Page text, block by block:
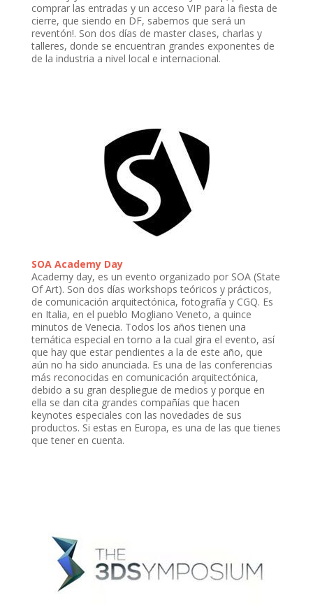
comprar las entradas y un acceso VIP para la fiesta de
cierre, que siendo en DF, sabemos que será un
reventón!. Son dos días de master clases, charlas y
talleres, donde se encuentran grandes exponentes de
de la industria a nivel local e internacional.
SOA Academy Day
Academy day, es un evento organizado por SOA (State
Of Art). Son dos días workshops teóricos y prácticos,
de comunicación arquitectónica, fotografía y CGQ. Es
en Italia, en el pueblo Mogliano Veneto, a quince
minutos de Venecia. Todos los años tienen una
temática especial en torno a la cual gira el evento, así
que hay que estar pendientes a la de este año, que
aún no ha sido anunciada. Es una de las conferencias
más reconocidas en comunicación arquitectónica,
debido a su gran despliegue de medios y porque en
ella se dan cita grandes compañías que hacen
keynotes especiales con las novedades de sus
productos. Si estas en Europa, es una de las que tienes
que tener en cuenta.